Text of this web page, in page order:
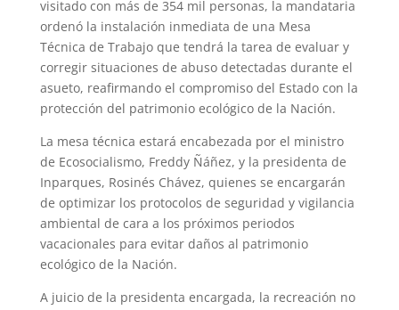
visitado con más de 354 mil personas, la mandataria
ordenó la instalación inmediata de una Mesa
Técnica de Trabajo que tendrá la tarea de evaluar y
corregir situaciones de abuso detectadas durante el
asueto, reafirmando el compromiso del Estado con la
protección del patrimonio ecológico de la Nación.
La mesa técnica estará encabezada por el ministro
de Ecosocialismo, Freddy Ñáñez, y la presidenta de
Inparques, Rosinés Chávez, quienes se encargarán
de optimizar los protocolos de seguridad y vigilancia
ambiental de cara a los próximos periodos
vacacionales para evitar daños al patrimonio
ecológico de la Nación.
A juicio de la presidenta encargada, la recreación no